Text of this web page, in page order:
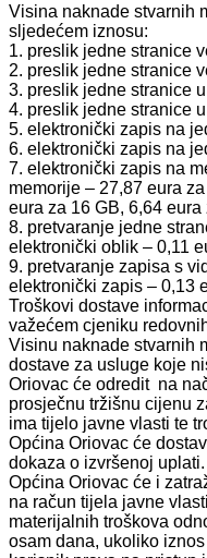
Visina naknade stvarnih
sljedećem iznosu:
1. preslik jedne stranice
2. preslik jedne stranice
3. preslik jedne stranice
4. preslik jedne stranice
5. elektronički zapis na
6. elektronički zapis na
7. elektronički zapis na
memorije – 27,87 eura
eura za 16 GB, 6,64
8. pretvaranje jedne
elektronički oblik – 0,11
9. pretvaranje zapisa s
elektronički zapis – 0,13
Troškovi dostave
važećem cjeniku
Visinu naknade stvarnih
dostave za usluge koje
Oriovac će odredit na
prosječnu tržišnu cijenu
ima tijelo javne vlasti te
Općina Oriovac će
dokaza o izvršenoj uplati.
Općina Oriovac će i
na račun tijela javne
materijalnih troškova
osam dana, ukoliko